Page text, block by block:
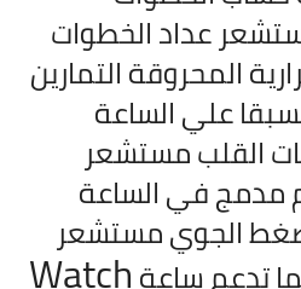
عداد الخطوات
المحروقة التمارين
علي الساعة
القلب مستشعر
مدمج في الساعة
الجوي مستشعر
تدعم ساعةWatch